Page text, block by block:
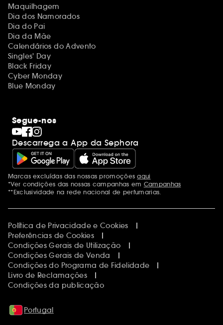
Maquilhagem
Dia dos Namorados
Dia do Pai
Dia da Mãe
Calendários do Advento
Singles' Day
Black Friday
Cyber Monday
Blue Monday
Segue-nos
Descarrega a App da Sephora
Menções adicionais
Marcas excluídas das nossas promoçõesaqui
*Ver condições das nossas campanhas em Campanhas
**Exclusividade na rede nacional de perfumarias.
Política de Privacidade e Cookies
Preferências de Cookies
Condições Gerais de Utilização
Condições Gerais de Venda
Condições do Programa de Fidelidade
Livro de Reclamações
Condições da publicação
Portugal